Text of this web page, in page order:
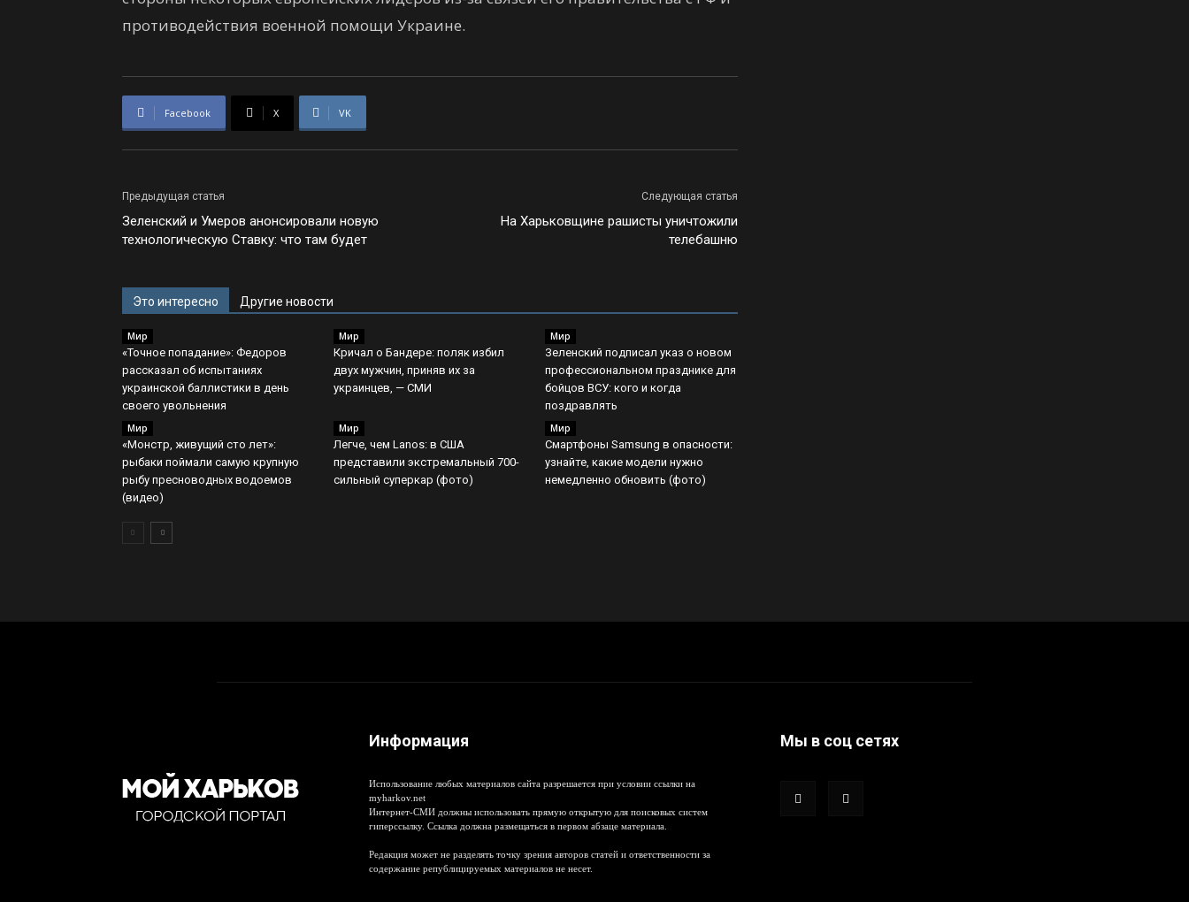
противодействия военной помощи Украине.
Facebook X VK
Предыдущая статья
Зеленский и Умеров анонсировали новую
технологическую Ставку: что там будет
Следующая статья
На Харьковщине рашисты уничтожили
телебашню
Это интересно Другие новости
Мир
«Точное попадание»: Федоров
рассказал об испытаниях
украинской баллистики в день
своего увольнения
Мир
Кричал о Бандере: поляк избил
двух мужчин, приняв их за
украинцев, — СМИ
Мир
Зеленский подписал указ о новом
профессиональном празднике для
бойцов ВСУ: кого и когда
поздравлять
Мир
«Монстр, живущий сто лет»:
рыбаки поймали самую крупную
рыбу пресноводных водоемов
(видео)
Мир
Легче, чем Lanos: в США
представили экстремальный 700-
сильный суперкар (фото)
Мир
Смартфоны Samsung в опасности:
узнайте, какие модели нужно
немедленно обновить (фото)
Информация
Использование любых материалов сайта разрешается при условии ссылки на
myharkov.net
Интернет-СМИ должны использовать прямую открытую для поисковых систем
гиперссылку. Ссылка должна размещаться в первом абзаце материала.
Редакция может не разделять точку зрения авторов статей и ответственности за
содержание републицируемых материалов не несет.
Мы в соц сетях